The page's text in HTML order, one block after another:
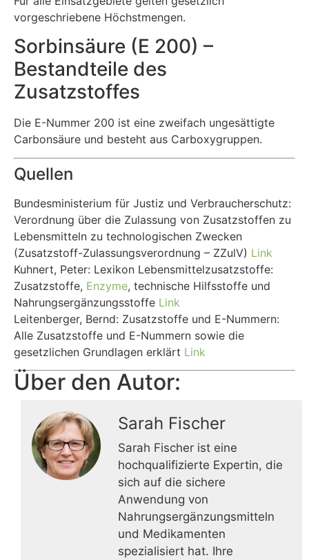
vorgeschriebene Höchstmengen.
Sorbinsäure (E 200) –
Bestandteile des
Zusatzstoffes
Die E-Nummer 200 ist eine zweifach ungesättigte
Carbonsäure und besteht aus Carboxygruppen.
Quellen
Bundesministerium für Justiz und Verbraucherschutz:
Verordnung über die Zulassung von Zusatzstoffen zu
Lebensmitteln zu technologischen Zwecken
(Zusatzstoff-Zulassungsverordnung – ZZulV) Link
Kuhnert, Peter: Lexikon Lebensmittelzusatzstoffe:
Zusatzstoffe, Enzyme, technische Hilfsstoffe und
Nahrungsergänzungsstoffe Link
Leitenberger, Bernd: Zusatzstoffe und E-Nummern:
Alle Zusatzstoffe und E-Nummern sowie die
gesetzlichen Grundlagen erklärt Link
Über den Autor:
Sarah Fischer
Sarah Fischer ist eine
hochqualifizierte Expertin, die
sich auf die sichere
Anwendung von
Nahrungsergänzungsmitteln
und Medikamenten
spezialisiert hat. Ihre